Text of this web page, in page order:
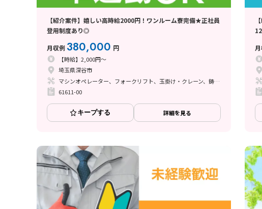
【紹介案件】嬉しい高時給2000円！ワンルーム寮完備★正社員
登用制度あり◎
月収例 380,000 円
【時給】2,000円～
埼玉県深谷市
マシンオペレーター、フォークリフト、玉掛け・クレーン、鋳造・鍛造
61611-00
キープする 詳細を見る